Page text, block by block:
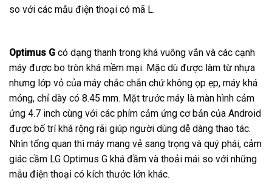
so với các mẫu điện thoại có mã L.
Optimus G có dạng thanh trong khá vuông vắn và các cạnh
máy được bo tròn khá mềm mại. Mặc dù được làm từ nhựa
nhưng lớp vỏ của máy chắc chắn chứ không ọp ẹp, máy khá
mỏng, chỉ dày có 8.45 mm. Mặt trước máy là màn hình cảm
ứng 4.7 inch cùng với các phím cảm ứng cơ bản của Android
được bố trí khá rộng rãi giúp người dùng dễ dàng thao tác.
Nhìn tổng quan thì máy mang vẻ sang trọng và quý phái, cảm
giác cầm LG Optimus G khá đầm và thoải mái so với những
mẫu điện thoại có kích thước lớn khác.